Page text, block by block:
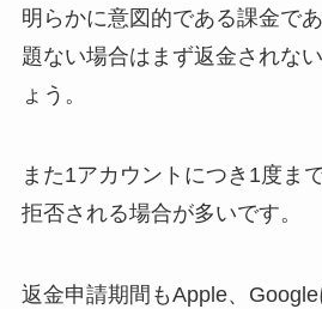
明らかに意図的である課金で
題ない場合はまず返金されな
ょう。
また1アカウントにつき1度ま
拒否される場合が多いです。
返金申請期間もApple、